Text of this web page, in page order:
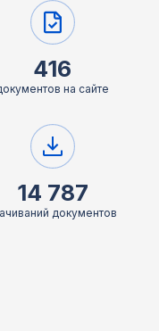
416
на сайте
14 787
документов